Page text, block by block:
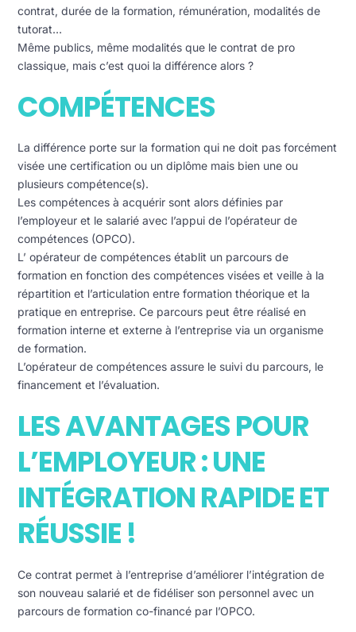
contrat, durée de la formation, rémunération, modalités de
tutorat…
Même publics, même modalités que le contrat de pro
classique, mais c’est quoi la différence alors ?
COMPÉTENCES
La différence porte sur la formation qui ne doit pas forcément
visée une certification ou un diplôme mais bien une ou
plusieurs compétence(s).
Les compétences à acquérir sont alors définies par
l’employeur et le salarié avec l’appui de l’opérateur de
compétences (OPCO).
L’ opérateur de compétences établit un parcours de
formation en fonction des compétences visées et veille à la
répartition et l’articulation entre formation théorique et la
pratique en entreprise. Ce parcours peut être réalisé en
formation interne et externe à l’entreprise via un organisme
de formation.
L’opérateur de compétences assure le suivi du parcours, le
financement et l’évaluation.
LES AVANTAGES POUR
L’EMPLOYEUR : UNE
INTÉGRATION RAPIDE ET
RÉUSSIE !
Ce contrat permet à l’entreprise d’améliorer l’intégration de
son nouveau salarié et de fidéliser son personnel avec un
parcours de formation co-financé par l’OPCO.